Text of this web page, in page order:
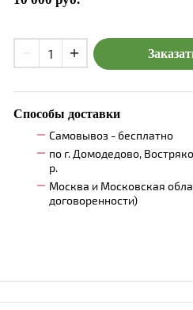
Способы доставки
Самовывоз - бесплатно
по г. Домодедово,
р.
Москва и Московская
договоренности)